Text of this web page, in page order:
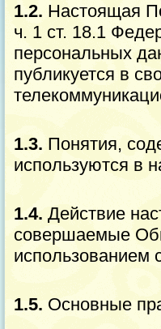
1.2. Настоящая
ч. 1 ст. 18.1
персональных
публикуется в
1.3. Понятия,
используются в
1.4. Действие
совершаемые
использованием
1.5. Основные